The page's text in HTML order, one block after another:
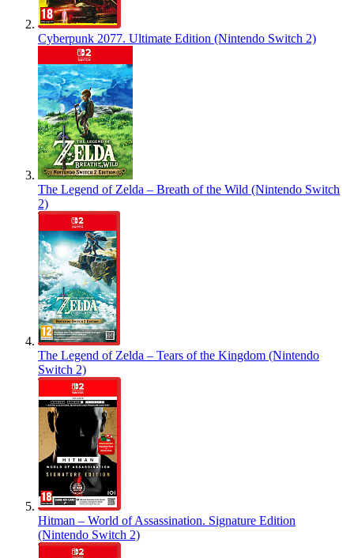
Cyberpunk 2077. Ultimate Edition (Nintendo Switch 2)
The Legend of Zelda – Breath of the Wild (Nintendo Switch
2)
The Legend of Zelda – Tears of the Kingdom (Nintendo
Switch 2)
Hitman – World of Assassination. Signature Edition
(Nintendo Switch 2)